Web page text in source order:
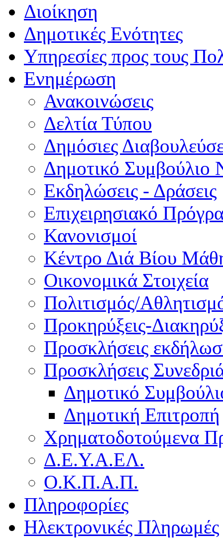
Διοίκηση
Δημοτικές Ενότητες
Υπηρεσίες προς τους
Ενημέρωση
Ανακοινώσεις
Δελτία Τύπου
Δημόσιες
Δημοτικό Συμβούλιο
Εκδηλώσεις - Δράσεις
Επιχειρησιακό
Κανονισμοί
Κέντρο Διά Βίου
Οικονομικά Στοιχεία
Πολιτισμός/
Προκηρύξεις-
Προσκλήσεις
Προσκλήσεις
Δημοτικό
Δημοτική Επιτροπή
Χρηματοδοτούμενα
Δ.Ε.Υ.Α.ΕΛ.
Ο.Κ.Π.Α.Π.
Πληροφορίες
Ηλεκτρονικές Πληρωμές